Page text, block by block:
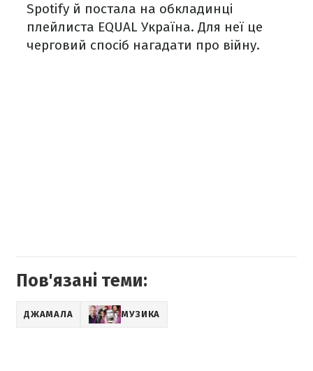
Spotify й постала на обкладинці
плейлиста EQUAL Україна. Для неї це
черговий спосіб нагадати про війну.
Пов'язані теми:
ДЖАМАЛА МУЗИКА